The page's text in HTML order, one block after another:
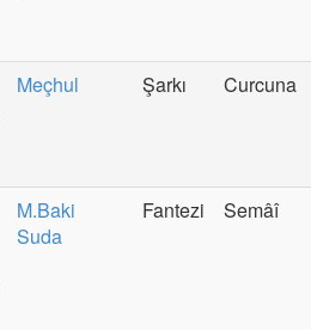
Meçhul Şarkı Curcuna
M.Baki
Suda
Fantezi Semâî